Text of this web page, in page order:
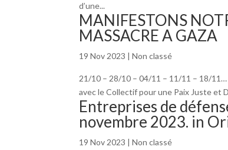
d’une...
MANIFESTONS
MASSACRE A GAZA
19 Nov 2023 |Non classé
21/10 – 28/10 – 04/11 – 11/11 – 18/11…
avec le Collectif pour une Paix Juste et
Entreprises de
novembre 2023. in
19 Nov 2023 |Non classé